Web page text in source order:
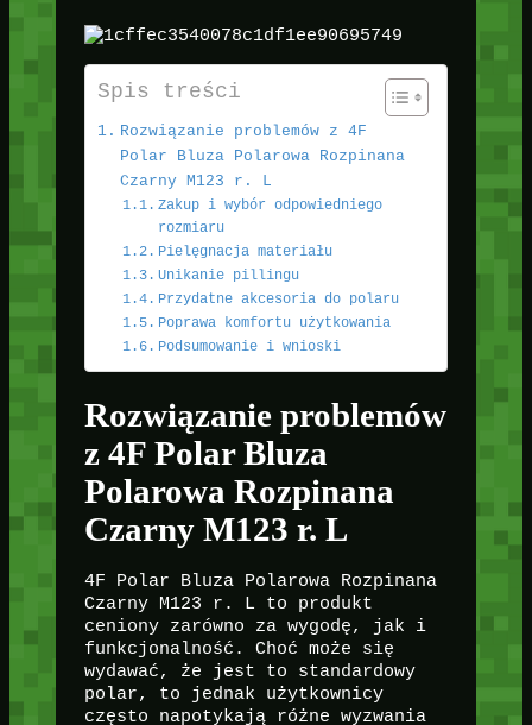
Spis treści
Rozwiązanie problemów z 4F
Polar Bluza Polarowa Rozpinana
Czarny M123 r. L
Zakup i wybór odpowiedniego
rozmiaru
Pielęgnacja materiału
Unikanie pillingu
Przydatne akcesoria do polaru
Poprawa komfortu użytkowania
Podsumowanie i wnioski
Rozwiązanie problemów
z 4F Polar Bluza
Polarowa Rozpinana
Czarny M123 r. L
4F Polar Bluza Polarowa Rozpinana
Czarny M123 r. L to produkt
ceniony zarówno za wygodę, jak i
funkcjonalność. Choć może się
wydawać, że jest to standardowy
polar, to jednak użytkownicy
często napotykają różne wyzwania